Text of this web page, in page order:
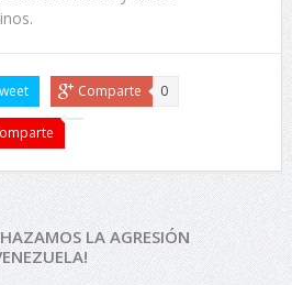
Comparte 0
LA AGRESIÓN